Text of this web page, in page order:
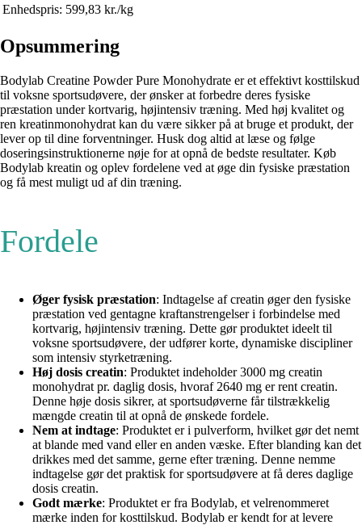
Enhedspris: 599,83 kr./kg
Opsummering
Bodylab Creatine Powder Pure Monohydrate er et effektivt kosttilskud
til voksne sportsudøvere, der ønsker at forbedre deres fysiske
præstation under kortvarig, højintensiv træning. Med høj kvalitet og
ren kreatinmonohydrat kan du være sikker på at bruge et produkt, der
lever op til dine forventninger. Husk dog altid at læse og følge
doseringsinstruktionerne nøje for at opnå de bedste resultater. Køb
Bodylab kreatin og oplev fordelene ved at øge din fysiske præstation
og få mest muligt ud af din træning.
Fordele
Øger fysisk præstation: Indtagelse af creatin øger den fysiske
præstation ved gentagne kraftanstrengelser i forbindelse med
kortvarig, højintensiv træning. Dette gør produktet ideelt til
voksne sportsudøvere, der udfører korte, dynamiske discipliner
som intensiv styrketræning.
Høj dosis creatin: Produktet indeholder 3000 mg creatin
monohydrat pr. daglig dosis, hvoraf 2640 mg er rent creatin.
Denne høje dosis sikrer, at sportsudøverne får tilstrækkelig
mængde creatin til at opnå de ønskede fordele.
Nem at indtage: Produktet er i pulverform, hvilket gør det nemt
at blande med vand eller en anden væske. Efter blanding kan det
drikkes med det samme, gerne efter træning. Denne nemme
indtagelse gør det praktisk for sportsudøvere at få deres daglige
dosis creatin.
Godt mærke: Produktet er fra Bodylab, et velrenommeret
mærke inden for kosttilskud. Bodylab er kendt for at levere